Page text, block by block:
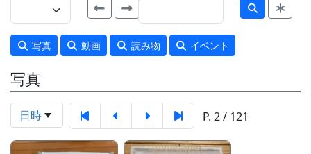
写真 動画 読み物 イベント
写真
日時 P. 2 / 121